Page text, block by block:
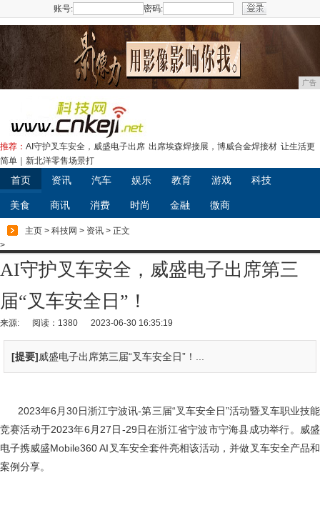
账号: 密码:
广告
推荐： AI守护叉车安全，威盛电子出席 出席埃森焊接展，博威合金焊接材 让生活更
简单｜新北洋零售场景打
首页 资讯 汽车 娱乐 教育 游戏 科技
美食 商讯 消费 时尚 金融 微商
主页 > 科技网 > 资讯 > 正文
>
AI守护叉车安全，威盛电子出席第三
届“叉车安全日”！
来源: 阅读：1380 2023-06-30 16:35:19
[提要]威盛电子出席第三届“叉车安全日”！...
2023年6月30日浙江宁波讯-第三届“叉车安全日”活动暨叉车职业技能
竞赛活动于2023年6月27日-29日在浙江省宁波市宁海县成功举行。威盛
电子携威盛Mobile360 AI叉车安全套件亮相该活动，并做叉车安全产品和
案例分享。